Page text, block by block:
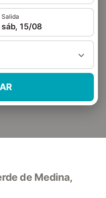
Salida
sáb, 15/08
de Medina,